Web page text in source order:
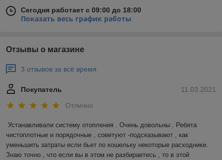
Сегодня работает с 09:00 до 18:00
Показать весь график работы
Отзывы о магазине
3 отзывов за всё время
11.03.2021
Покупатель
Отлично
Устанавливали систему отопления . Очень довольны . Ребята
чистоплотные и порядочные , советуют -подсказывают , как
уменьшить затраты если бьет по кошельку некоторые расходники.
Знаю точно , что если вы в этом не разбираетесь , то в этой